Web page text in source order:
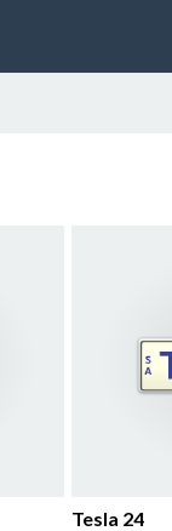
Tesla 24